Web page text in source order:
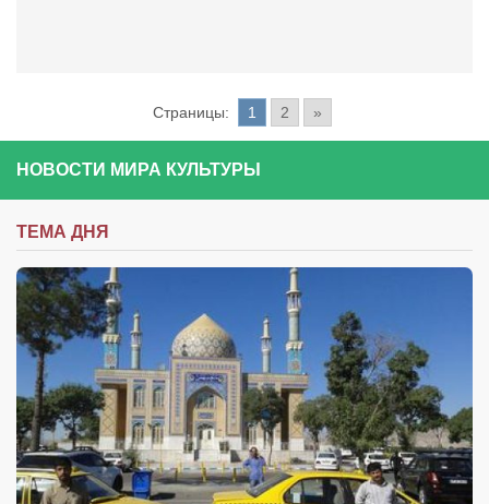
Страницы: 1 2 »
НОВОСТИ МИРА КУЛЬТУРЫ
ТЕМА ДНЯ